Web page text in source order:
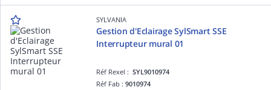
SYLVANIA
Gestion d'Eclairage SylSmart SSE
Interrupteur mural 01
Réf Rexel :SYL9010974
Réf Fab :9010974